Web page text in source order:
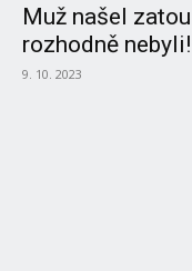
Muž našel
rozhodně nebyli!
9. 10. 2023